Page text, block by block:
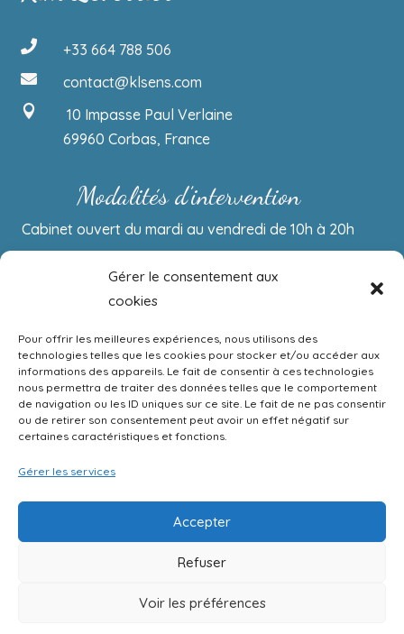
Gérer le consentement aux
cookies
Pour offrir les meilleures expériences, nous utilisons des
technologies telles que les cookies pour stocker et/ou accéder aux
informations des appareils. Le fait de consentir à ces technologies
nous permettra de traiter des données telles que le comportement
de navigation ou les ID uniques sur ce site. Le fait de ne pas consentir
ou de retirer son consentement peut avoir un effet négatif sur
certaines caractéristiques et fonctions.
Gérer les services
Accepter
Refuser
Voir les préférences
 +33 664 788 506
 contact@klsens.com

10 Impasse Paul Verlaine
69960 Corbas, France
Modalités d’intervention
Cabinet ouvert du mardi au vendredi de 10h à 20h
sur place, par visioconférence ou téléphone
Interventions pour les collectifs dans vos locaux
Suivez-nous sur les réseaux sociaux